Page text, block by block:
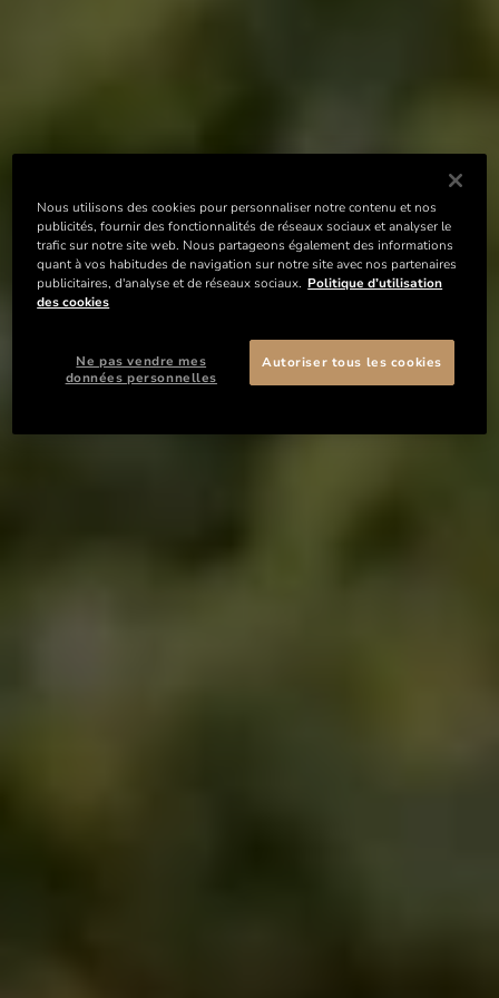
Nous utilisons des cookies pour personnaliser notre contenu et nos
publicités, fournir des fonctionnalités de réseaux sociaux et analyser le
trafic sur notre site web. Nous partageons également des informations
quant à vos habitudes de navigation sur notre site avec nos partenaires
publicitaires, d'analyse et de réseaux sociaux. Politique d’utilisation
des cookies
Ne pas vendre mes
données personnelles
Autoriser tous les cookies